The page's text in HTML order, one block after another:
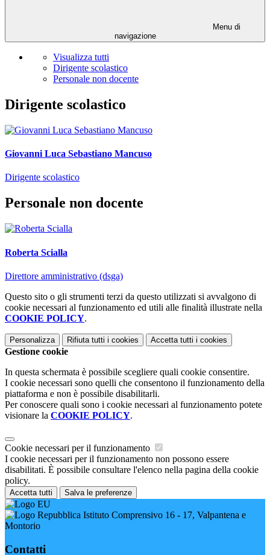
Menu di
navigazione
Visualizza tutti
Dirigente scolastico
Personale non docente
Dirigente scolastico
Giovanni Luca Sebastiano Mancuso
Dirigente scolastico
Personale non docente
Roberta Scialla
Direttore amministrativo (dsga)
Questo sito o gli strumenti terzi da questo utilizzati si avvalgono di
cookie necessari al funzionamento ed utili alle finalità illustrate nella
COOKIE POLICY.
Personalizza Rifiuta tutti i cookies Accetta tutti i cookies
Gestione cookie
In questa schermata è possibile scegliere quali cookie consentire.
I cookie necessari sono quelli che consentono il funzionamento della
piattaforma e non è possibile disabilitarli.
Per conoscere quali sono i cookie necessari al funzionamento potete
visionare la COOKIE POLICY.
Cookie necessari per il funzionamento
I cookie necessari per il funzionamento non possono essere
disabilitati. È possibile consultare l'elenco nella pagina della cookie
policy.
Accetta tutti Salva le preferenze
Istituto Comprensivo 16 - 17, Valpantena e
Montorio
Contatti